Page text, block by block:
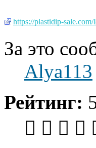
https://plastidip-
За это
Alya113
Рейтинг: